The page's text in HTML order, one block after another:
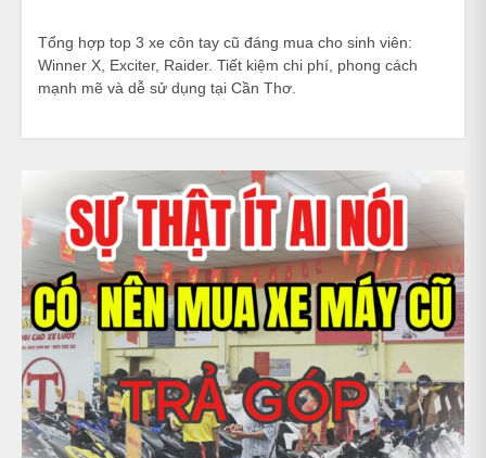
Tổng hợp top 3 xe côn tay cũ đáng mua cho sinh viên:
Winner X, Exciter, Raider. Tiết kiệm chi phí, phong cách
mạnh mẽ và dễ sử dụng tại Cần Thơ.